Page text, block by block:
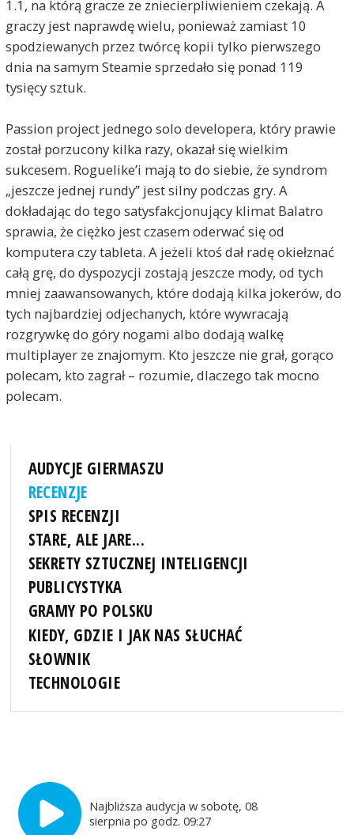
1.1, na którą gracze ze zniecierpliwieniem czekają. A
graczy jest naprawdę wielu, ponieważ zamiast 10
spodziewanych przez twórcę kopii tylko pierwszego
dnia na samym Steamie sprzedało się ponad 119
tysięcy sztuk.
Passion project jednego solo developera, który prawie
został porzucony kilka razy, okazał się wielkim
sukcesem. Roguelike’i mają to do siebie, że syndrom
„jeszcze jednej rundy” jest silny podczas gry. A
dokładając do tego satysfakcjonujący klimat Balatro
sprawia, że ciężko jest czasem oderwać się od
komputera czy tableta. A jeżeli ktoś dał radę okiełznać
całą grę, do dyspozycji zostają jeszcze mody, od tych
mniej zaawansowanych, które dodają kilka jokerów, do
tych najbardziej odjechanych, które wywracają
rozgrywkę do góry nogami albo dodają walkę
multiplayer ze znajomym. Kto jeszcze nie grał, gorąco
polecam, kto zagrał – rozumie, dlaczego tak mocno
polecam.
AUDYCJE GIERMASZU
RECENZJE
SPIS RECENZJI
STARE, ALE JARE...
SEKRETY SZTUCZNEJ INTELIGENCJI
PUBLICYSTYKA
GRAMY PO POLSKU
KIEDY, GDZIE I JAK NAS SŁUCHAĆ
SŁOWNIK
TECHNOLOGIE
Najbliższa audycja w sobotę, 08
sierpnia po godz. 09:27